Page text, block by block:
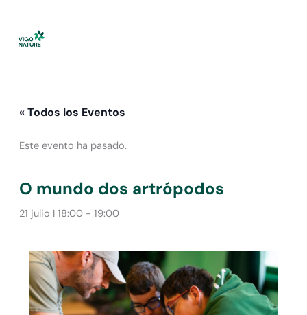
contenido
« Todos los Eventos
Este evento ha pasado.
O mundo dos artrópodos
21 julio I 18:00- 19:00